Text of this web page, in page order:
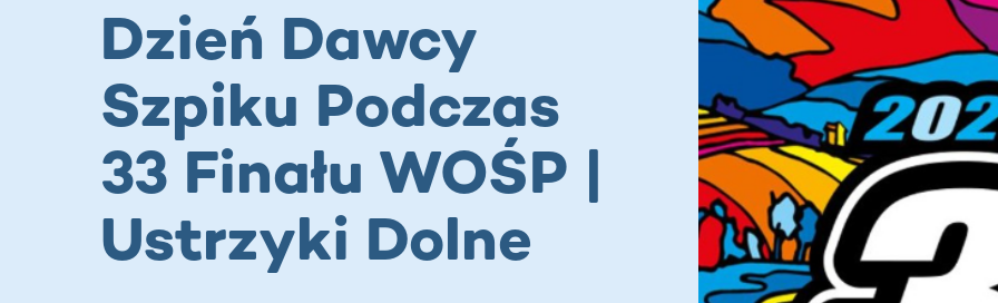
Dzień Dawcy
Szpiku Podczas
33 Finału WOŚP |
Ustrzyki Dolne